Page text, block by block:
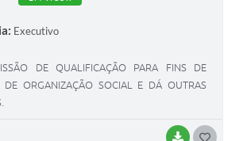
BAIXAR
Executivo
DE QUALIFICAÇÃO PARA FINS DE
DE ORGANIZAÇÃO SOCIAL E DÁ OUTRAS